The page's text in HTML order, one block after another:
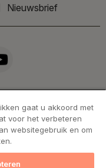
Nieuwsbrief
gaat u akkoord met
voor het verbeteren
websitegebruik en om